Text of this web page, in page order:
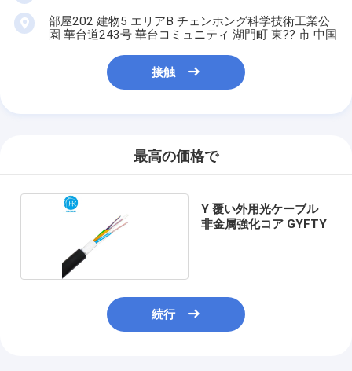
部屋202 建物5 エリアB チェンホング科学技術工業公
園 華台道243号 華台コミュニティ 湖門町 東?? 市 中国
接触
最高の価格で
Y 覆い外用光ケーブル
非金属強化コア GYFTY
続行